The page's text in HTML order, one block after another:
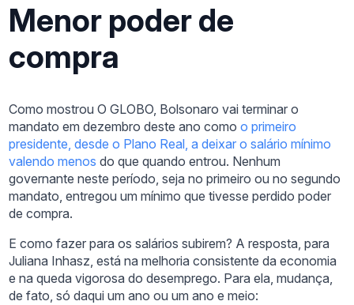
Menor poder de
compra
Como mostrou O GLOBO, Bolsonaro vai terminar o
mandato em dezembro deste ano comoo primeiro
presidente, desde o Plano Real, a deixar o salário mínimo
valendo menos do que quando entrou. Nenhum
governante neste período, seja no primeiro ou no segundo
mandato, entregou um mínimo que tivesse perdido poder
de compra.
E como fazer para os salários subirem? A resposta, para
Juliana Inhasz, está na melhoria consistente da economia
e na queda vigorosa do desemprego. Para ela, mudança,
de fato, só daqui um ano ou um ano e meio: